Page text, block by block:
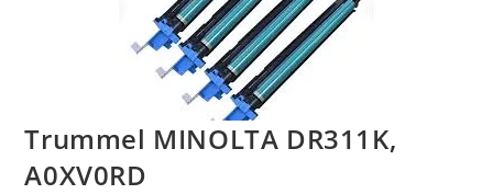
Trummel MINOLTA DR311K,
A0XV0RD